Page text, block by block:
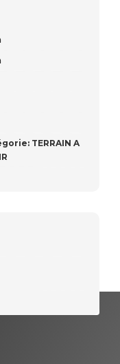
TERRAIN A